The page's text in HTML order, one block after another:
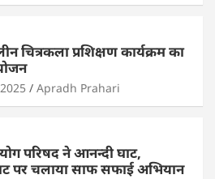
e
dI
n
e
चित्रकला प्रशिक्षण कार्यक्रम का
Apradh Prahari
परिषद ने आनन्दी घाट,
पर चलाया साफ सफाई अभियान